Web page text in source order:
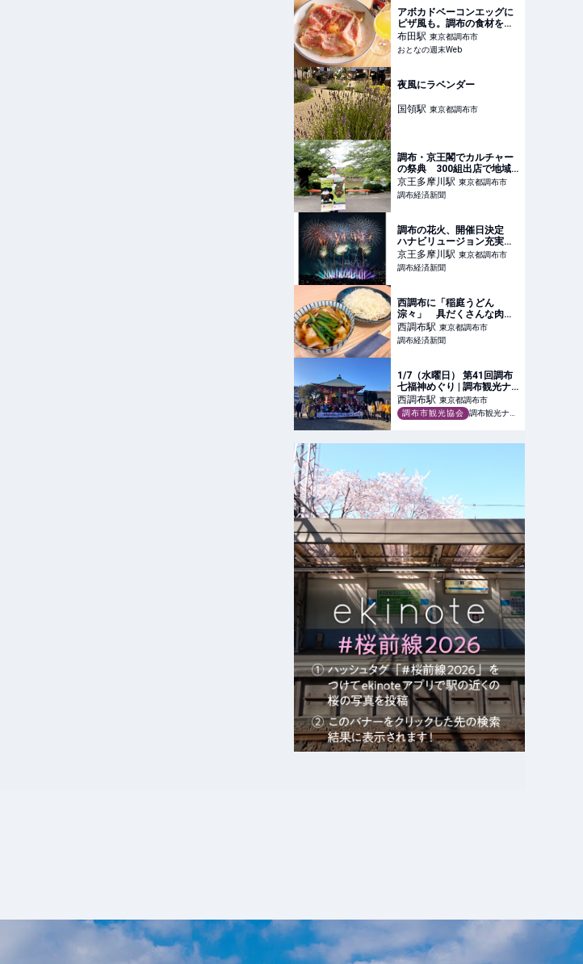
アボカドベーコンエッグに
ピザ風も。調布の食材を活
かしたガレット専門店
『Oklm』は引き出し豊富
布田駅 東京都調布市
おとなの週末Web
夜風にラベンダー
国領駅 東京都調布市
調布・京王閣でカルチャー
の祭典 300組出店で地域
盛り上げる
京王多摩川駅 東京都調布市
調布経済新聞
調布の花火、開催日決定
ハナビリュージョン充実、
新しい有料席も
京王多摩川駅 東京都調布市
調布経済新聞
西調布に「稲庭うどん
淙々」 具だくさんな肉つ
け汁を看板メニューに
西調布駅 東京都調布市
調布経済新聞
1/7（水曜日） 第41回調布
七福神めぐり | 調布観光ナ
ビ【調布市観光協会公式サ
イト】
西調布駅 東京都調布市
調布市観光協会
調布観光ナビ【調布市観光協会公式サイト】